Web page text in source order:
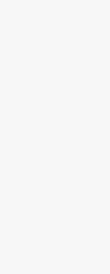
© 2023 -
Todas as marcas